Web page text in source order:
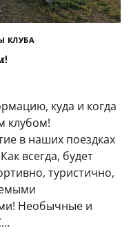
КЛУБА
куда и когда
клубом!
в наших поездках
всегда, будет
туристично,
Необычные и